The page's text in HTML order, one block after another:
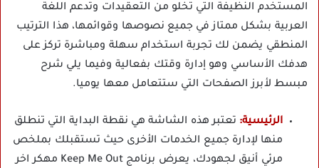
المستخدم النظيفة التي تخلو من التعقيدات وتدعم اللغة
العربية بشكل ممتاز في جميع نصوصها وقوائمها، هذا الترتيب
المنطقي يضمن لك تجربة استخدام سهلة ومباشرة تركز على
هدفك الأساسي وهو إدارة وقتك بفعالية وفيما يلي شرح
مبسط لأبرز الصفحات التي ستتعامل معها يوميا.
الرئيسية: تعتبر هذه الشاشة هي نقطة البداية التي تنطلق
منها لإدارة جميع الخدمات الأخرى حيث تستقبلك بملخص
مرئي أنيق لجهودك، يعرض برنامج Keep Me Out مهكر اخر